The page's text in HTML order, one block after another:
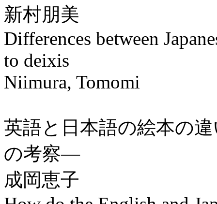
新村朋美
Differences between
to deixis
Niimura, Tomomi
英語と日本語の絵本の
の考察―
成岡恵子